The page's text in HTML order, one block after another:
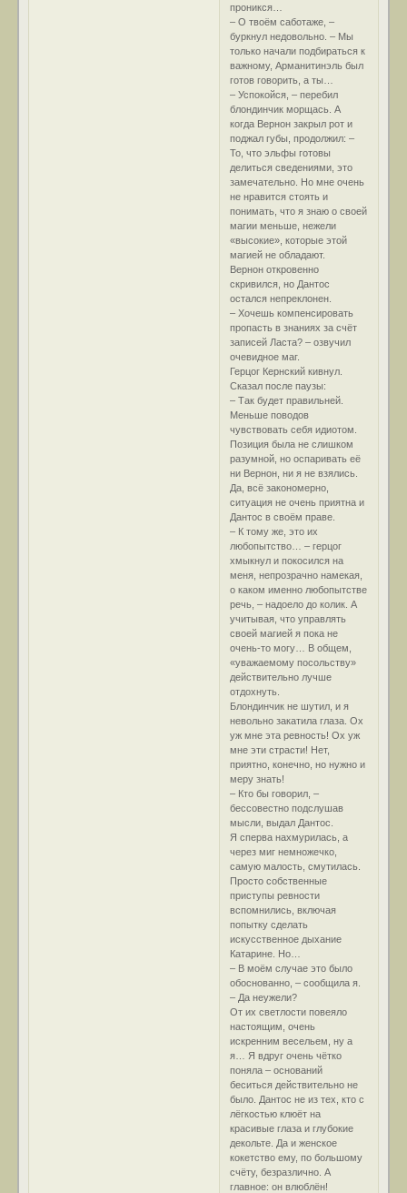
проникся…
– О твоём саботаже, –
буркнул недовольно. – Мы
только начали подбираться к
важному, Арманитинэль был
готов говорить, а ты…
– Успокойся, – перебил
блондинчик морщась. А
когда Вернон закрыл рот и
поджал губы, продолжил: –
То, что эльфы готовы
делиться сведениями, это
замечательно. Но мне очень
не нравится стоять и
понимать, что я знаю о своей
магии меньше, нежели
«высокие», которые этой
магией не обладают.
Вернон откровенно
скривился, но Дантос
остался непреклонен.
– Хочешь компенсировать
пропасть в знаниях за счёт
записей Ласта? – озвучил
очевидное маг.
Герцог Кернский кивнул.
Сказал после паузы:
– Так будет правильней.
Меньше поводов
чувствовать себя идиотом.
Позиция была не слишком
разумной, но оспаривать её
ни Вернон, ни я не взялись.
Да, всё закономерно,
ситуация не очень приятна и
Дантос в своём праве.
– К тому же, это их
любопытство… – герцог
хмыкнул и покосился на
меня, непрозрачно намекая,
о каком именно любопытстве
речь, – надоело до колик. А
учитывая, что управлять
своей магией я пока не
очень-то могу… В общем,
«уважаемому посольству»
действительно лучше
отдохнуть.
Блондинчик не шутил, и я
невольно закатила глаза. Ох
уж мне эта ревность! Ох уж
мне эти страсти! Нет,
приятно, конечно, но нужно и
меру знать!
– Кто бы говорил, –
бессовестно подслушав
мысли, выдал Дантос.
Я сперва нахмурилась, а
через миг немножечко,
самую малость, смутилась.
Просто собственные
приступы ревности
вспомнились, включая
попытку сделать
искусственное дыхание
Катарине. Но…
– В моём случае это было
обоснованно, – сообщила я.
– Да неужели?
От их светлости повеяло
настоящим, очень
искренним весельем, ну а
я… Я вдруг очень чётко
поняла – оснований
беситься действительно не
было. Дантос не из тех, кто с
лёгкостью клюёт на
красивые глаза и глубокие
декольте. Да и женское
кокетство ему, по большому
счёту, безразлично. А
главное: он влюблён!